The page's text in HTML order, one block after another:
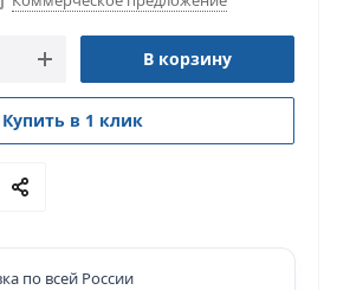
В корзину
Купить в 1 клик
по всей России